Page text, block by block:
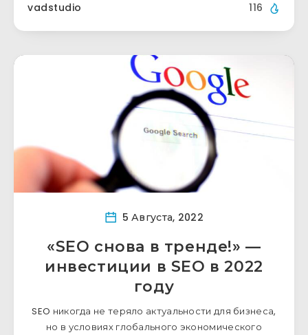
vadstudio 116
5 Августа, 2022
«SEO снова в тренде!» —
инвестиции в SEO в 2022
году
SEO никогда не теряло актуальности для бизнеса,
но в условиях глобального экономического